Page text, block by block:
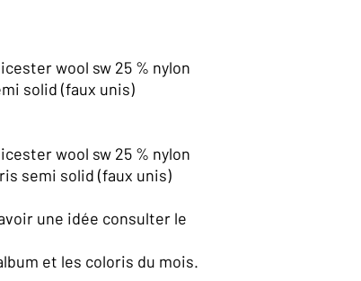
wool sw 25 % nylon
solid (faux unis)
wool sw 25 % nylon
semi solid (faux unis)
une idée consulter le
et les coloris du mois.